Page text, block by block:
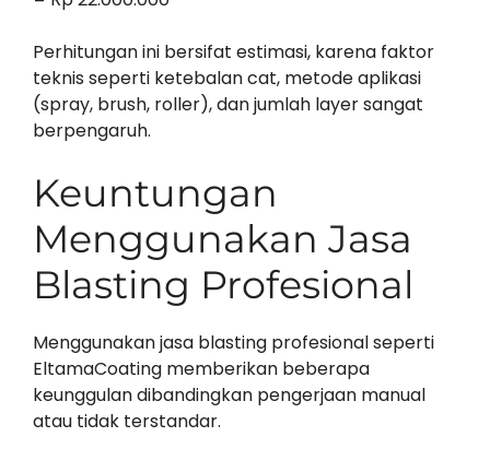
Perhitungan ini bersifat estimasi, karena faktor
teknis seperti ketebalan cat, metode aplikasi
(spray, brush, roller), dan jumlah layer sangat
berpengaruh.
Keuntungan
Menggunakan Jasa
Blasting Profesional
Menggunakan jasa blasting profesional seperti
EltamaCoating memberikan beberapa
keunggulan dibandingkan pengerjaan manual
atau tidak terstandar.